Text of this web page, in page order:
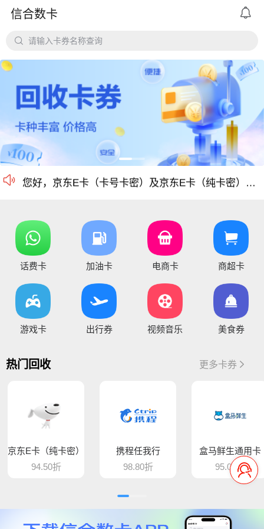
信合数卡 
 请输入卡券名称查询

尊敬的信合用户您好：目前银行卡，支付宝提现已恢复正常 ，欢迎提卡
通知：支付宝提现通道暂时维护，恢复另行通知，带来的不便敬请谅解！
您好，京东E卡（卡号卡密）及京东E卡（纯卡密）50-5000面值卡已维护 ，请贵司及时做好调整 ，恢复待通知
您好，通兑一卡通临时维护，麻烦暂停提交订单，恢复通知！
将于15:30维护，恢复待通知
您好，目前银行卡提现暂时维护，恢复待通知，给您
平台新增百商一卡通，销卡较快，欢迎提交！
您好 平台新增中百提货券 骏卡益汇卡 骏卡随心卡 欢迎大家前来提交
平台对京东e卡、携程任我行长期有大量需求，欢迎有各类有相关资源的个人和企业长期合作。
价格公道、稳定需求，长期回收京东E卡、携程卡。
仅支持合法合规的正规卡合作，您可以直接在平台
信合长期大量回收各类礼品卡、游戏点卡、话费卡、
京东E卡500面值以上寄售回收价格上调至965折
电商卡如京东卡、沃尔玛、盒马卡、瑞祥卡、天猫卡、苏宁、携程等等
话费卡 加油卡 电商卡 商超卡
游戏卡 出行券 视频音乐 美食券
热门回收 更多卡券
京东E卡（纯卡密）
94.50折
携程任我行
98.80折
盒马鲜生通用卡
95.00折